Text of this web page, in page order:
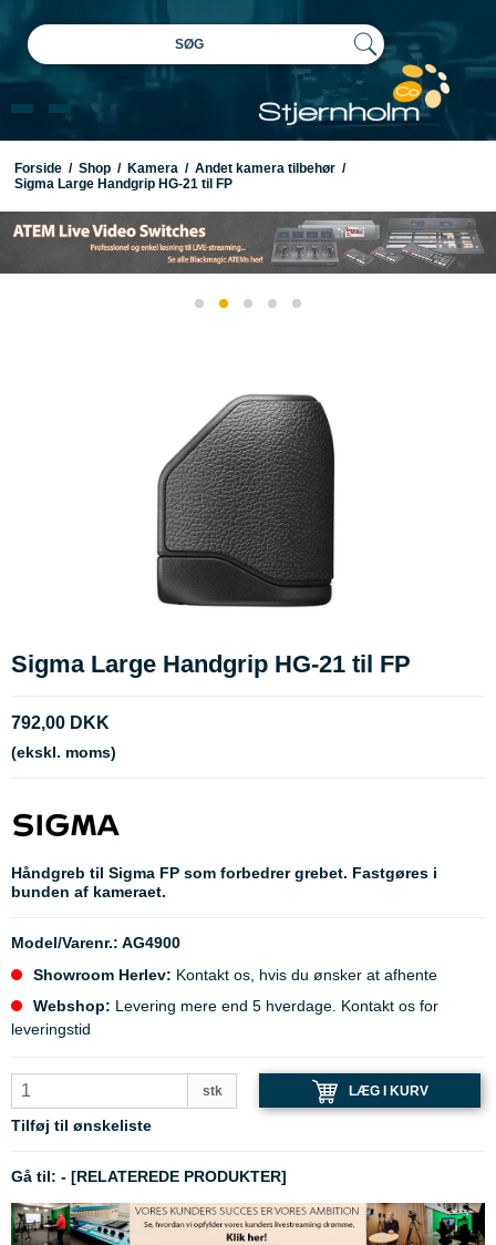
SØG
Forside / Shop / Kamera / Andet kamera tilbehør /
Sigma Large Handgrip HG-21 til FP
Sigma Large Handgrip HG-21 til FP
792,00 DKK
(ekskl. moms)
Håndgreb til Sigma FP som forbedrer grebet. Fastgøres i
bunden af kameraet.
Model/Varenr.: AG4900
Showroom Herlev: Kontakt os, hvis du ønsker at afhente
Webshop: Levering mere end 5 hverdage. Kontakt os for
leveringstid
stk LÆG I KURV
Tilføj til ønskeliste
Gå til: - [RELATEREDE PRODUKTER]